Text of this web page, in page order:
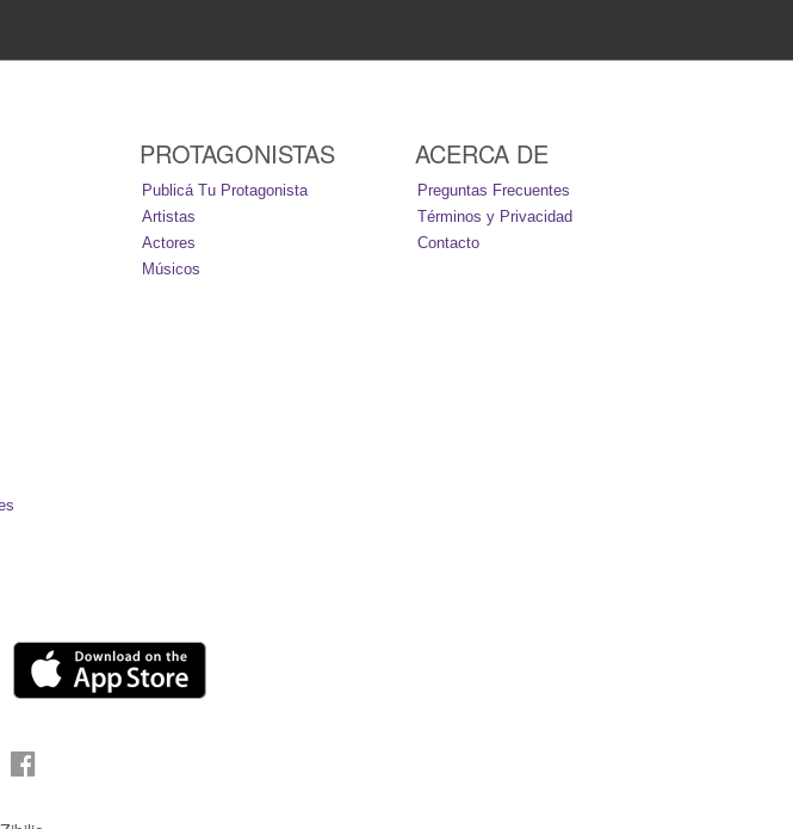
PROTAGONISTAS
Publicá Tu Protagonista
Artistas
Actores
Músicos
ACERCA DE
Preguntas Frecuentes
Términos y Privacidad
Contacto